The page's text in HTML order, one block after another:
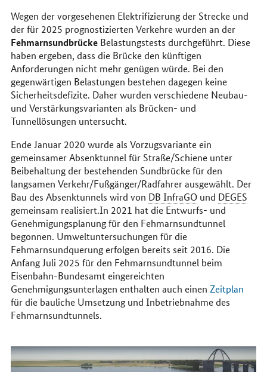
Wegen der vorgesehenen Elektrifizierung der Strecke und
der für 2025 prognostizierten Verkehre wurden an der
FehmarnsundbrückeBelastungstests durchgeführt. Diese
haben ergeben, dass die Brücke den künftigen
Anforderungen nicht mehr genügen würde. Bei den
gegenwärtigen Belastungen bestehen dagegen keine
Sicherheitsdefizite. Daher wurden verschiedene Neubau-
und Verstärkungsvarianten als Brücken- und
Tunnellösungen untersucht.
Ende Januar 2020 wurde als Vorzugsvariante ein
gemeinsamer Absenktunnel für Straße/Schiene unter
Beibehaltung der bestehenden Sundbrücke für den
langsamen Verkehr/Fußgänger/Radfahrer ausgewählt. Der
Bau des Absenktunnels wird von DB InfraGOund DEGES
gemeinsam realisiert.In 2021 hat die Entwurfs- und
Genehmigungsplanung für den Fehmarnsundtunnel
begonnen. Umweltuntersuchungen für die
Fehmarnsundquerung erfolgen bereits seit 2016. Die
Anfang Juli 2025 für den Fehmarnsundtunnel beim
Eisenbahn-Bundesamt eingereichten
Genehmigungsunterlagen enthalten auch einen Zeitplan
für die bauliche Umsetzung und Inbetriebnahme des
Fehmarnsundtunnels.